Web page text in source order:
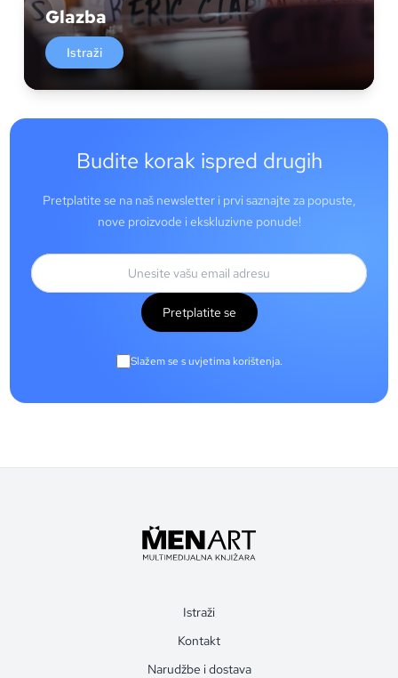
Glazba
Istraži
Budite korak ispred drugih
Pretplatite se na naš newsletter i prvi saznajte za popuste,
nove proizvode i ekskluzivne ponude!
Pretplatite se
Slažem se s uvjetima korištenja.
Istraži
Kontakt
Narudžbe i dostava